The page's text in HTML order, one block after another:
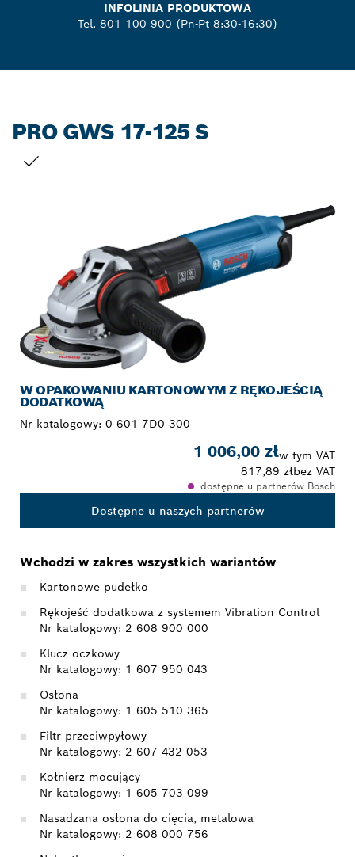
INFOLINIA PRODUKTOWA
Tel. 801 100 900 (Pn-Pt 8:30-16:30)
PRO GWS 17-125 S
W OPAKOWANIU KARTONOWYM Z RĘKOJEŚCIĄ
DODATKOWĄ
Nr katalogowy: 0 601 7D0 300
1 006,00 złw tym VAT
817,89 złbez VAT
dostępne u partnerów Bosch
Dostępne u naszych partnerów
Wchodzi w zakres wszystkich wariantów
Kartonowe pudełko
Rękojeść dodatkowa z systemem Vibration Control
Nr katalogowy: 2 608 900 000
Klucz oczkowy
Nr katalogowy: 1 607 950 043
Osłona
Nr katalogowy: 1 605 510 365
Filtr przeciwpyłowy
Nr katalogowy: 2 607 432 053
Kołnierz mocujący
Nr katalogowy: 1 605 703 099
Nasadzana osłona do cięcia, metalowa
Nr katalogowy: 2 608 000 756